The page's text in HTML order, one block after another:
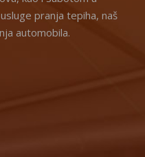
pranja tepiha, naš
automobila.